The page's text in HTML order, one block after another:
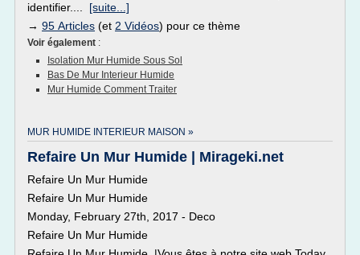
identifier.... [suite...]
→ 95 Articles (et 2 Vidéos) pour ce thème
Voir également :
Isolation Mur Humide Sous Sol
Bas De Mur Interieur Humide
Mur Humide Comment Traiter
MUR HUMIDE INTERIEUR MAISON »
Refaire Un Mur Humide | Mirageki.net
Refaire Un Mur Humide
Refaire Un Mur Humide
Monday, February 27th, 2017 - Deco
Refaire Un Mur Humide